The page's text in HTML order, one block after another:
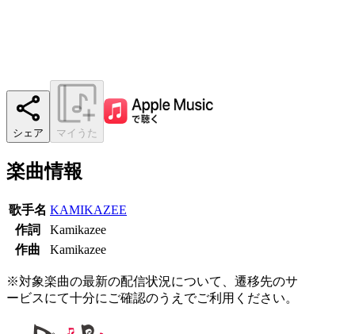
シェア マイうた
楽曲情報
歌手名 KAMIKAZEE
作詞
Kamikazee
作曲
Kamikazee
※対象楽曲の最新の配信状況について、遷移先のサ
ービスにて十分にご確認のうえでご利用ください。